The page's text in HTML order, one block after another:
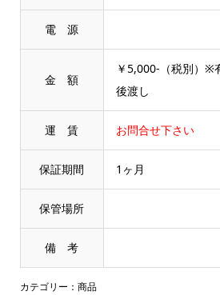
電 源
金 額
￥5,000-（税別）※
後渡し
運 賃 お問合せ下さい
保証期間 1ヶ月
保管場所
備 考
カテゴリー： 商品